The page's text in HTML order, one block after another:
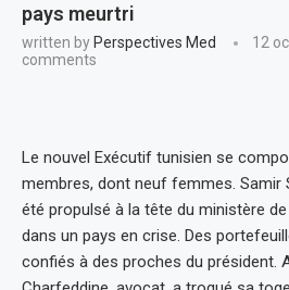
pays meurtri
written by Perspectives Med 12
comments
Le nouvel Exécutif tunisien se
membres, dont neuf femmes. Samir
été propulsé à la tête du ministère
dans un pays en crise. Des
confiés à des proches du président.